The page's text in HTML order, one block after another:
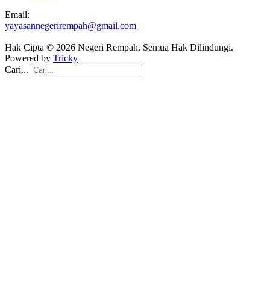
Email:
yayasannegerirempah@gmail.com
Hak Cipta © 2026 Negeri Rempah. Semua Hak Dilindungi.
Powered by Tricky
Cari...